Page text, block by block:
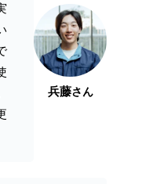
兵藤さん